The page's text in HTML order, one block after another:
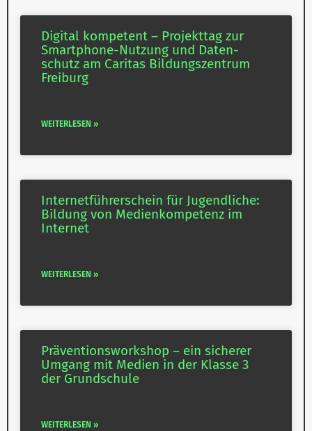
Digital kom­petent – Pro­jekttag zur
Smartphone-​Nutzung und Daten­
schutz am Caritas Bil­dungs­zentrum
Freiburg
WEITERLESEN »
Inter­net­füh­rer­schein für Jugend­liche:
Bildung von Medi­en­kom­petenz im
Internet
WEITERLESEN »
Prä­ven­ti­ons­workshop – ein sicherer
Umgang mit Medien in der Klasse 3
der Grundschule
WEITERLESEN »